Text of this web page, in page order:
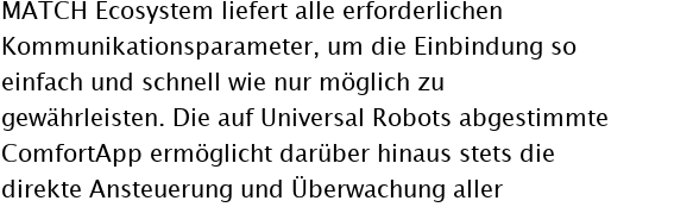
MATCH Ecosystem liefert alle erforderlichen
Kommunikationsparameter, um die Einbindung so
einfach und schnell wie nur möglich zu
gewährleisten. Die auf Universal Robots abgestimmte
ComfortApp ermöglicht darüber hinaus stets die
direkte Ansteuerung und Überwachung aller